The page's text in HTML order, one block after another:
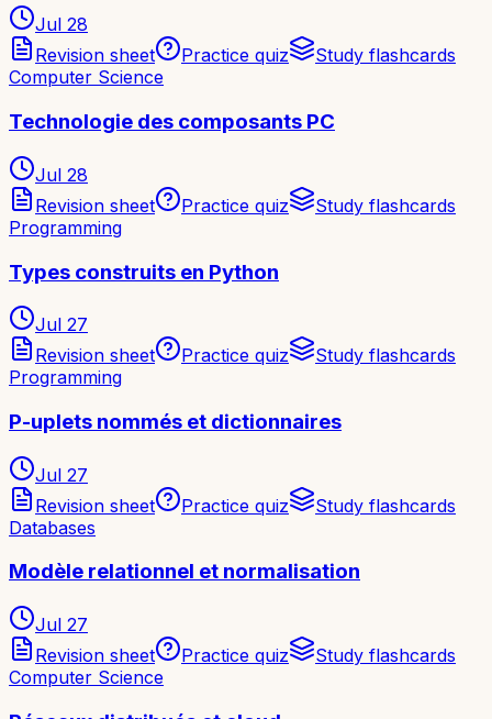
Jul 28
Revision sheet
Practice quiz
Study flashcards
Computer Science
Technologie des composants PC
Jul 28
Revision sheet
Practice quiz
Study flashcards
Programming
Types construits en Python
Jul 27
Revision sheet
Practice quiz
Study flashcards
Programming
P-uplets nommés et dictionnaires
Jul 27
Revision sheet
Practice quiz
Study flashcards
Databases
Modèle relationnel et normalisation
Jul 27
Revision sheet
Practice quiz
Study flashcards
Computer Science